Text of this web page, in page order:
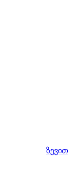
ზევით